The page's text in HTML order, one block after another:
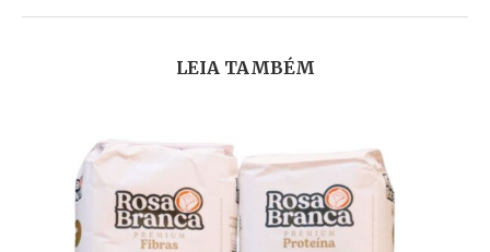
LEIA TAMBÉM